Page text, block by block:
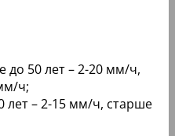
до 50 лет – 2-20 мм/ч,
ч;
лет – 2-15 мм/ч, старше